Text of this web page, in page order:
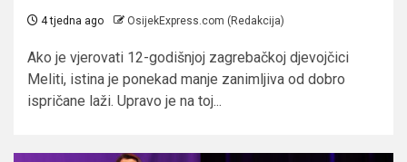
4 tjedna ago OsijekExpress.com (Redakcija)
Ako je vjerovati 12-godišnjoj zagrebačkoj djevojčici
Meliti, istina je ponekad manje zanimljiva od dobro
ispričane laži. Upravo je na toj...